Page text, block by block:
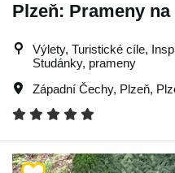
Plzeň: Prameny na
Výlety, Turistické cíle,
Studánky, prameny
Západní Čechy, Plzeň,